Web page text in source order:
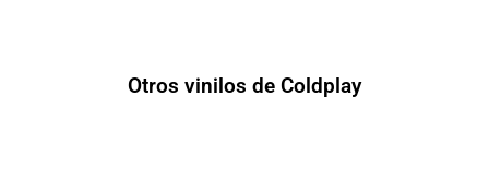
Otros vinilos de Coldplay